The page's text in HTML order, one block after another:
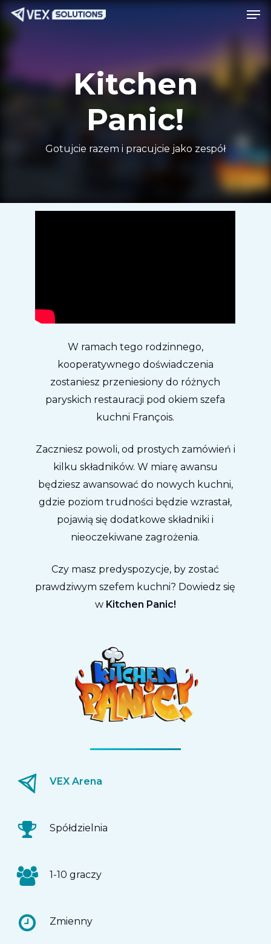
Przejdź
do
treści
Kitchen
Panic!
Gotujcie razem i pracujcie jako zespół
VEX Arena
Spółdzielnia
1-10 graczy
Zmienny
W ramach tego rodzinnego,
kooperatywnego doświadczenia
zostaniesz przeniesiony do różnych
paryskich restauracji pod okiem szefa
kuchni François.
Zaczniesz powoli, od prostych zamówień i
kilku składników. W miarę awansu
będziesz awansować do nowych kuchni,
gdzie poziom trudności będzie wzrastał,
pojawią się dodatkowe składniki i
nieoczekiwane zagrożenia.
Czy masz predyspozycje, by zostać
prawdziwym szefem kuchni? Dowiedz się
w Kitchen Panic!
Menu